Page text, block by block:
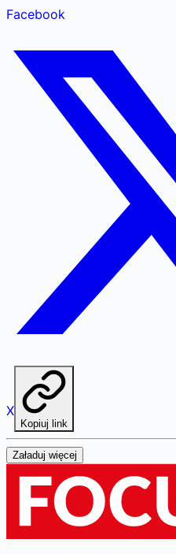
Facebook
X
Kopiuj link
Załaduj więcej